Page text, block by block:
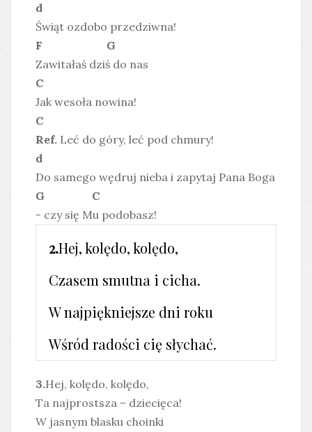
d
Świąt ozdobo przedziwna!
F G
Zawitałaś dziś do nas
C
Jak wesoła nowina!
C
Ref. Leć do góry, leć pod chmury!
d
Do samego wędruj nieba i zapytaj Pana Boga
G C
- czy się Mu podobasz!
2.Hej, kolędo, kolędo,
Czasem smutna i cicha.
W najpiękniejsze dni roku
Wśród radości cię słychać.
3.Hej, kolędo, kolędo,
Ta najprostsza – dziecięca!
W jasnym blasku choinki